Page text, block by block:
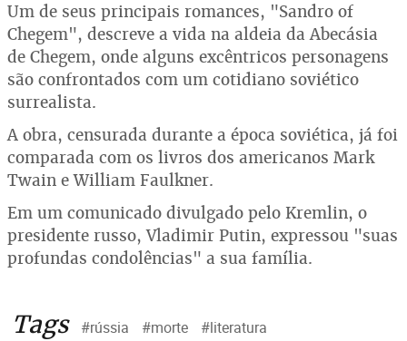
Um de seus principais romances, "Sandro of
Chegem", descreve a vida na aldeia da Abecásia
de Chegem, onde alguns excêntricos personagens
são confrontados com um cotidiano soviético
surrealista.
A obra, censurada durante a época soviética, já foi
comparada com os livros dos americanos Mark
Twain e William Faulkner.
Em um comunicado divulgado pelo Kremlin, o
presidente russo, Vladimir Putin, expressou "suas
profundas condolências" a sua família.
Tags #rússia #morte #literatura